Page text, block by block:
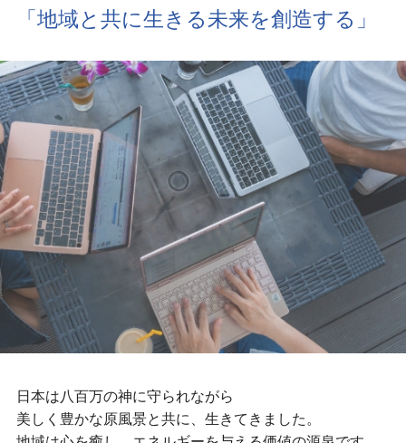
「地域と共に生きる未来を創造する」
日本は八百万の神に守られながら
美しく豊かな原風景と共に、生きてきました。